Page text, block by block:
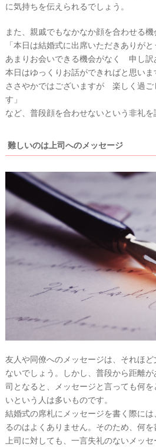
に気持ちを伝えられるでしょう。
また、親戚でもなかなか顔を合わせる機
「本日は結婚式に出席いただきありが
あまりお会いできる機会がなく 申し訳
本日はゆっくりお話ができればと思いま
ささやかではございますが 楽しく過ご
す」
など、普段顔を合わせないという非礼を
難しいのは上司へのメッセージ
友人や同僚へのメッセージは、それほど
ないでしょう。しかし、普段から距離
司となると、メッセージと言っても何
いという人は多いものです。
結婚式の席札にメッセージを書く際に
るのはよくありません。そのため、何
上司に対しても、一言失礼のないメッ